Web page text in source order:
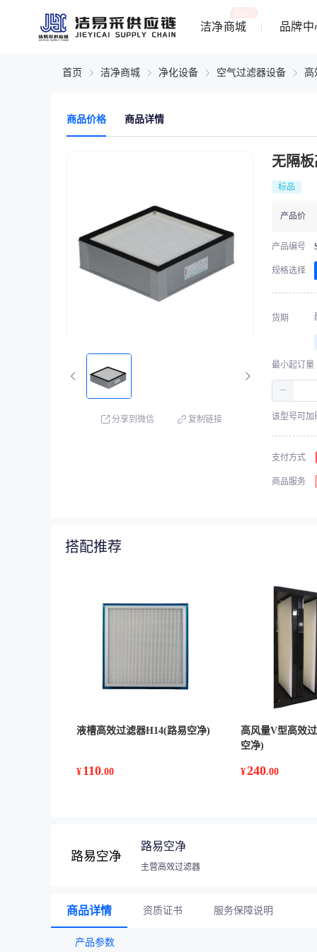
洁净商城 品牌中
首页 洁净商城 净化设备 空气过滤器设备 高
商品价格 商品详情
分享到微信 复制链接
无隔
标品
产品价
产品编号
规格选择
货期
最小起订量
－
该型号可加
支付方式
商品服务
搭配推荐
液槽高效过滤器H14(路易空净)
¥ 110.00
高风量V型高效
空净)
¥240.00
路易空净
主营高效过滤器
商品详情 资质证书 服务保障说明
产品参数